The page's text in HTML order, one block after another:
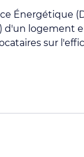
Énergétique
d'un logement
sur